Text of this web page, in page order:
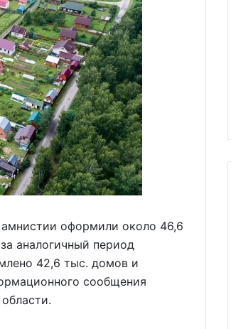
оформили около 46,6
аналогичный период
42,6 тыс. домов и
сообщения